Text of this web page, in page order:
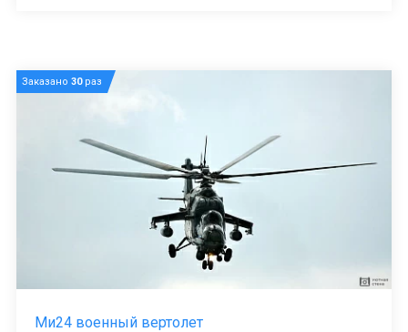
Заказано 30раз
Ми24 военный вертолет